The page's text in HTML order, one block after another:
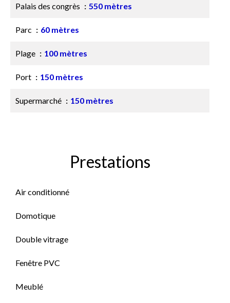
Palais des congrès 550 mètres
Parc 60 mètres
Plage 100 mètres
Port 150 mètres
Supermarché 150 mètres
Prestations
Air conditionné
Domotique
Double vitrage
Fenêtre PVC
Meublé